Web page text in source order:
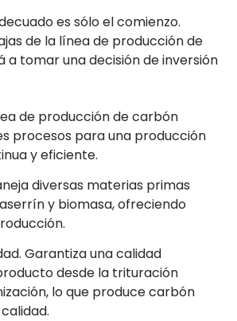
es sólo el comienzo.
de la línea de producción de
a tomar una decisión de inversión
de producción de carbón
procesos para una producción
y eficiente.
diversas materias primas
y biomasa, ofreciendo
Garantiza una calidad
desde la trituración
lo que produce carbón